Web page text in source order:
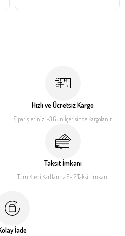
Hızlı ve Ücretsiz Kargo
Siparişleriniz 1-3 Gün İçerisinde Kargolanır
Taksit İmkanı
Tüm Kredi Kartlarına 9-12Taksit İmkanı
İade